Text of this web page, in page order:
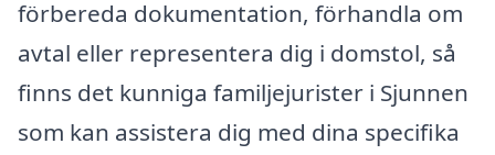
förbereda dokumentation, förhandla om
avtal eller representera dig i domstol, så
finns det kunniga familjejurister i Sjunnen
som kan assistera dig med dina specifika